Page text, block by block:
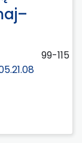
99-115